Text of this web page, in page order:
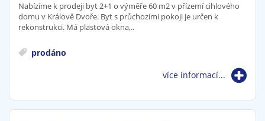
Nabízíme k prodeji byt 2+1 o výměře 60 m2 v přízemí cihlového
domu v Králově Dvoře. Byt s průchozími pokoji je určen k
rekonstrukci. Má plastová okna,..
prodáno
více informací...